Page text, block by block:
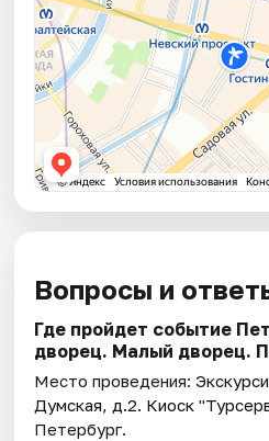
Вопросы и
Где пройдет событие
дворец. Малый дворец.
Место проведения:
Думская, д.2. Киоск
Петербург.